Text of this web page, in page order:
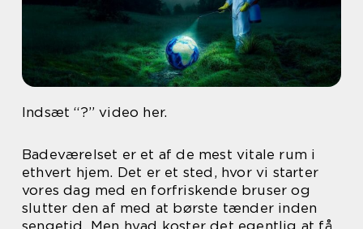
Indsæt “?” video her.
Badeværelset er et af de mest vitale rum i
ethvert hjem. Det er et sted, hvor vi starter
vores dag med en forfriskende bruser og
slutter den af med at børste tænder inden
sengetid. Men hvad koster det egentlig at få